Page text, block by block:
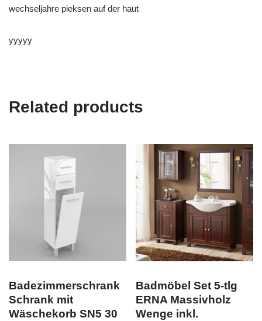
wechseljahre pieksen auf der haut
yyyyy
Related products
Badezimmerschrank
Schrank mit
Wäschekorb SN5 30
Badmöbel Set 5-tlg
ERNA Massivholz
Wenge inkl.